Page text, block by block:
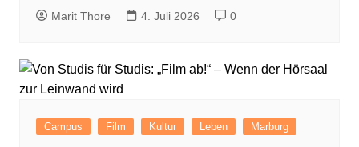
Marit Thore 4. Juli 2026 0
Campus Film Kultur Leben Marburg